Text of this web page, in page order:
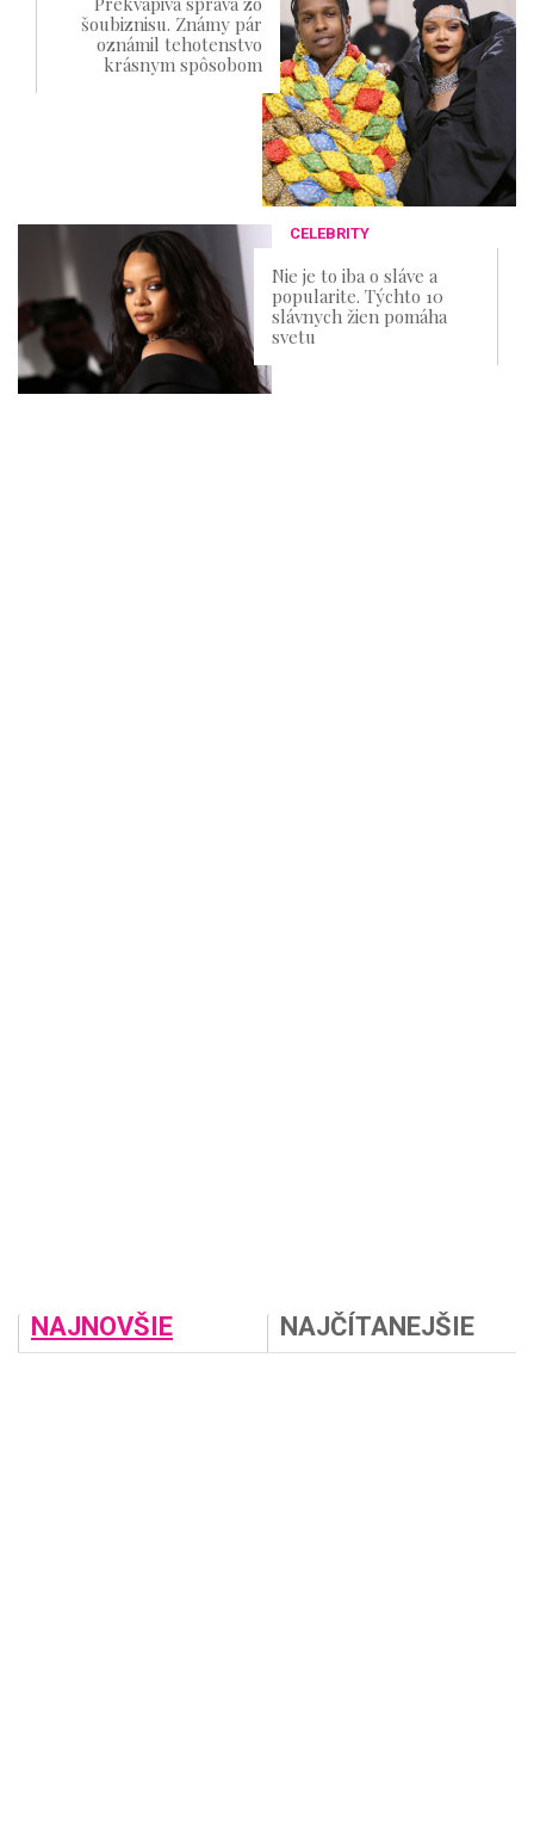
šoubiznisu. Známy pár
oznámil tehotenstvo
krásnym spôsobom
CELEBRITY
Nie je to iba o sláve a
popularite. Týchto 10
slávnych žien pomáha
svetu
NAJNOVŠIE NAJČÍTANEJŠIE